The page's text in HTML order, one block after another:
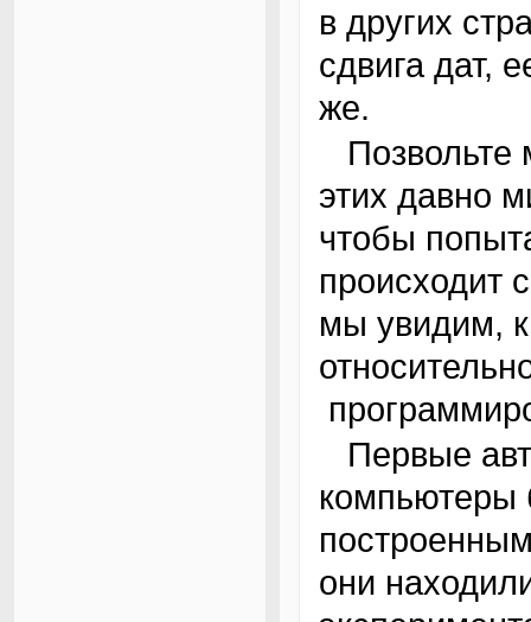
в других
сдвига дат,
же.
Позвольте мне попытаться передать события
этих давно
чтобы
происходит
мы увидим,
Первые автоматические электронные
они